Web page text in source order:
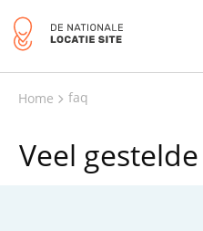
Home faq
Veel